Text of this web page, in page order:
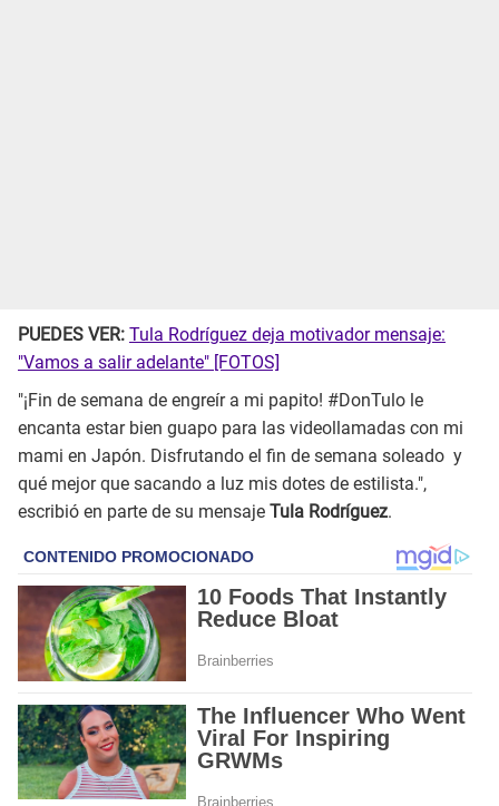
PUEDES VER: Tula Rodríguez deja motivador mensaje:
"Vamos a salir adelante" [FOTOS]
"¡Fin de semana de engreír a mi papito! #DonTulo le
encanta estar bien guapo para las videollamadas con mi
mami en Japón. Disfrutando el fin de semana soleado y
qué mejor que sacando a luz mis dotes de estilista.",
escribió en parte de su mensaje Tula Rodríguez.